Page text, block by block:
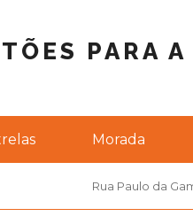
PARA
Morada
Rua Paulo da